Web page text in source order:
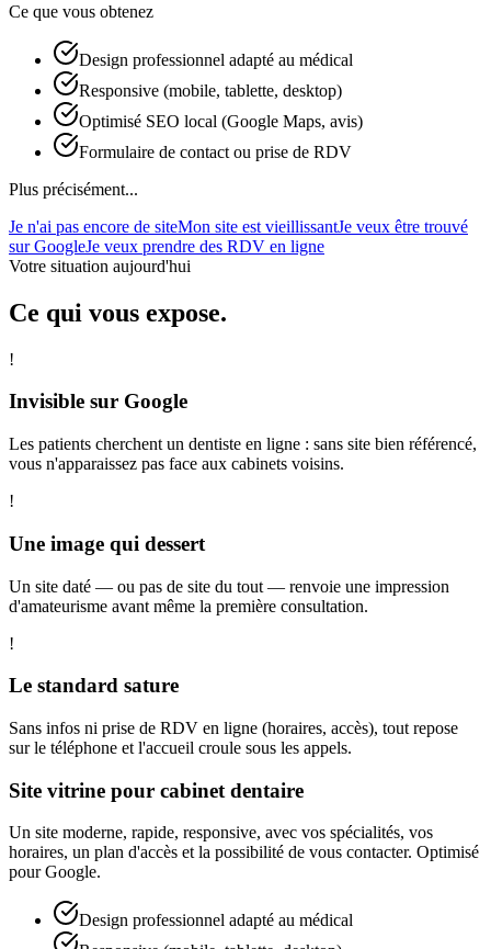
Ce que vous obtenez
Design professionnel adapté au médical
Responsive (mobile, tablette, desktop)
Optimisé SEO local (Google Maps, avis)
Formulaire de contact ou prise de RDV
Plus précisément...
Je n'ai pas encore de siteMon site est vieillissantJe veux être trouvé
sur GoogleJe veux prendre des RDV en ligne
Votre situation aujourd'hui
Ce qui vous expose.
!
Invisible sur Google
Les patients cherchent un dentiste en ligne : sans site bien référencé,
vous n'apparaissez pas face aux cabinets voisins.
!
Une image qui dessert
Un site daté — ou pas de site du tout — renvoie une impression
d'amateurisme avant même la première consultation.
!
Le standard sature
Sans infos ni prise de RDV en ligne (horaires, accès), tout repose
sur le téléphone et l'accueil croule sous les appels.
Site vitrine pour cabinet dentaire
Un site moderne, rapide, responsive, avec vos spécialités, vos
horaires, un plan d'accès et la possibilité de vous contacter. Optimisé
pour Google.
Design professionnel adapté au médical